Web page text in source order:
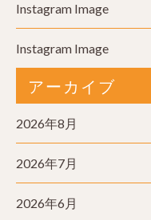
Instagram Image
Instagram Image
アーカイブ
2026年8月
2026年7月
2026年6月